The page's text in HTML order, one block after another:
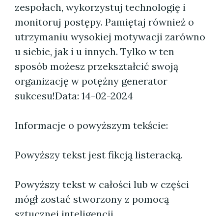
zespołach, wykorzystuj technologię i
monitoruj postępy. Pamiętaj również o
utrzymaniu wysokiej motywacji zarówno
u siebie, jak i u innych. Tylko w ten
sposób możesz przekształcić swoją
organizację w potężny generator
sukcesu!Data: 14-02-2024
Informacje o powyższym tekście:
Powyższy tekst jest fikcją listeracką.
Powyższy tekst w całości lub w części
mógł zostać stworzony z pomocą